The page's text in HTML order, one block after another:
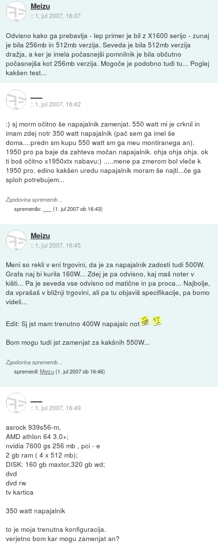
Meizu
:: 1. jul 2007, 16:37
Odvisno kako ga prebavlja - lep primer je bil z X1600 serijo - zunaj
je bila 256mb in 512mb verzija. Seveda je bila 512mb verzija
dražja, a ker je imela počasnejši pomnilnik je bila občutno
počasnejša kot 256mb verzija. Mogoče je podobno tudi tu... Poglej
kakšen test...
:: 1. jul 2007, 16:42
:) sj morm očitno še napajalnik zamenjat. 550 watt mi je crknil in
imam zdej notr 350 watt napajalnik (pač sem ga imel še
doma....predn sm kupu 550 watt sm ga meu montiranega an).
1950 pro pa baje da zahteva močan napajalnik. ohja ohja ohja. ok
ti boš očitno x1950xtx nabavu:) .....mene pa zmerom bol vleče k
1950 pro. edino kakšen uredu napajalnik moram še najti...če ga
sploh potrebujem...
Zgodovina sprememb…
spremenilo: (1. jul 2007 ob 16:43)
Meizu
:: 1. jul 2007, 16:45
Meni so rekli v eni trgovini, da je za napajalnik zadosti tudi 500W.
Grafa naj bi kurila 160W... Zdej je pa odvisno, kaj maš noter v
kišti... Pa je seveda vse odvisno od matične in pa proca... Najbolje,
da vprašaš v bližnji trgovini, ali pa tu objaviš specifikacije, pa bomo
videli...
Edit: Sj jst mam trenutno 400W napajalc not
Bom mogu tudi jst zamenjat za kakšnih 550W...
Zgodovina sprememb…
spremenil:Meizu(1. jul 2007 ob 16:46)
:: 1. jul 2007, 16:49
asrock 939s56-m,
AMD athlon 64 3.0+;
nvidia 7600 gs 256 mb , pci - e
2 gb ram ( 4 x 512 mb);
DISK: 160 gb maxtor,320 gb wd;
dvd
dvd rw
tv kartica
350 watt napajalnik
to je moja trenutna konfiguracija.
verjetno bom kar mogu zamenjat an?